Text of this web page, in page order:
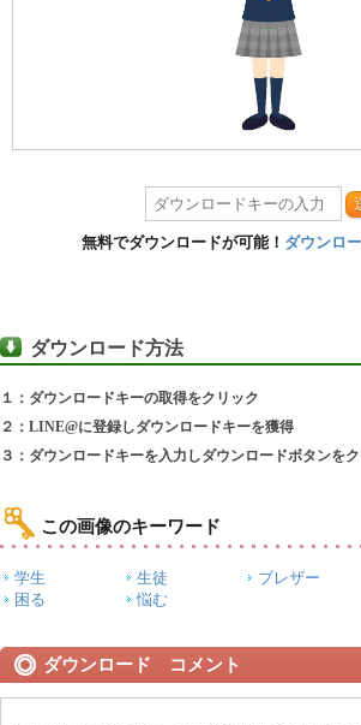
無料でダウンロードが可能！ ダウンロ
ダウンロード方法
１：ダウンロードキーの取得をクリック
２：LINE@に登録しダウンロードキーを獲得
３：ダウンロードキーを入力しダウンロードボタンを
この画像のキーワード
学生 生徒 ブレザー
困る
悩む
ダウンロード コメント